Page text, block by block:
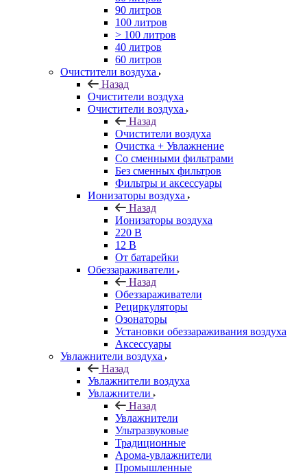
90 литров
100 литров
> 100 литров
40 литров
60 литров
Очистители воздуха
Назад
Очистители воздуха
Очистители воздуха
Назад
Очистители воздуха
Очистка + Увлажнение
Cо сменными фильтрами
Без сменных фильтров
Фильтры и аксессуары
Ионизаторы воздуха
Назад
Ионизаторы воздуха
220 В
12 В
От батарейки
Обеззараживатели
Назад
Обеззараживатели
Рециркуляторы
Озонаторы
Установки обеззараживания воздуха
Аксессуары
Увлажнители воздуха
Назад
Увлажнители воздуха
Увлажнители
Назад
Увлажнители
Ультразвуковые
Традиционные
Арома-увлажнители
Промышленные